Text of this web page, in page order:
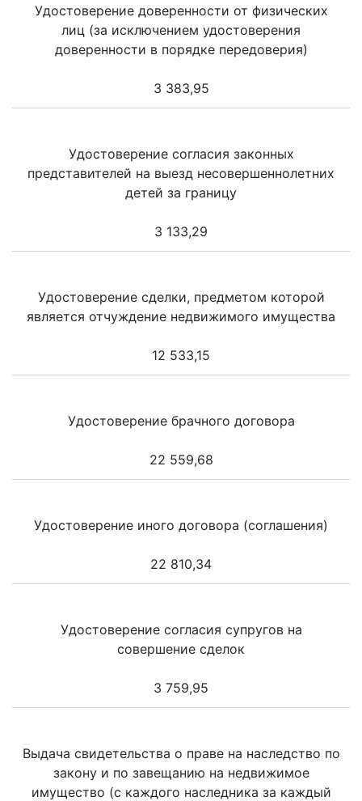
Удостоверение доверенности от физических
лиц (за исключением удостоверения
доверенности в порядке передоверия)
3 383,95
Удостоверение согласия законных
представителей на выезд несовершеннолетних
детей за границу
3 133,29
Удостоверение сделки, предметом которой
является отчуждение недвижимого имущества
12 533,15
Удостоверение брачного договора
22 559,68
Удостоверение иного договора (соглашения)
22 810,34
Удостоверение согласия супругов на
совершение сделок
3 759,95
Выдача свидетельства о праве на наследство по
закону и по завещанию на недвижимое
имущество (с каждого наследника за каждый